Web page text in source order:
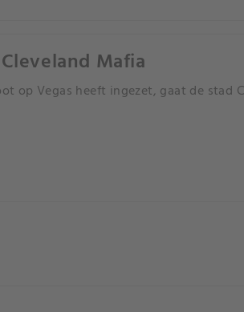
Mafia
op Vegas heeft ingezet, gaat de stad